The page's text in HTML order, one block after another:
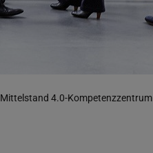
Mittelstand 4.0-Kompetenzzentrum